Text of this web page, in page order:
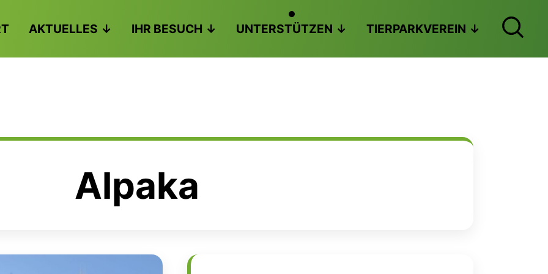
AKTUELLES IHR BESUCH UNTERSTÜTZEN TIERPARKVEREIN
Alpaka